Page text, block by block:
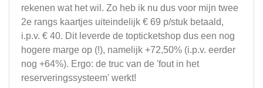
rekenen wat het wil. Zo heb ik nu dus voor mijn twee
2e rangs kaartjes uiteindelijk € 69 p/stuk betaald,
i.p.v. € 40. Dit leverde de topticketshop dus een nog
hogere marge op (!), namelijk +72,50% (i.p.v. eerder
nog +64%). Ergo: de truc van de 'fout in het
reserveringssysteem' werkt!